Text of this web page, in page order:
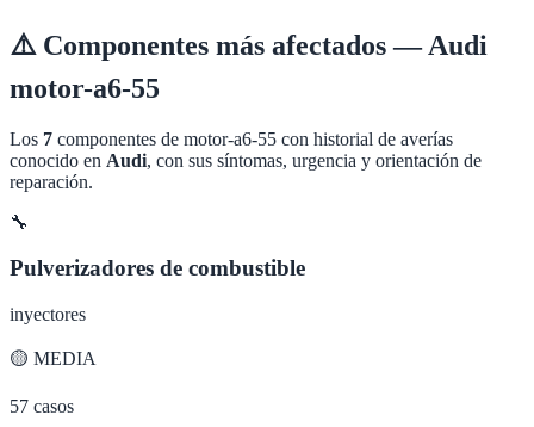
⚠️ Componentes más afectados —Audi
motor-a6-55
Los 7 componentes de motor-a6-55 con historial de averías
conocido en Audi, con sus síntomas, urgencia y orientación de
reparación.
🔧
Pulverizadores de combustible
inyectores
🟡 MEDIA
57 casos